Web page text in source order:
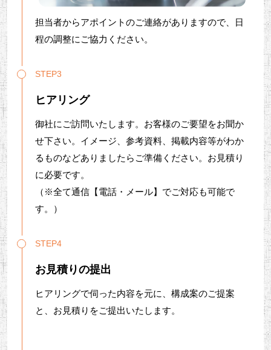
担当者からアポイントのご連絡がありますので、日
程の調整にご協力ください。
STEP3
ヒアリング
御社にご訪問いたします。お客様のご要望をお聞か
せ下さい。イメージ、参考資料、掲載内容等がわか
るものなどありましたらご準備ください。お見積り
に必要です。
（※全て通信【電話・メール】でご対応も可能で
す。）
STEP4
お見積りの提出
ヒアリングで伺った内容を元に、構成案のご提案
と、お見積りをご提出いたします。